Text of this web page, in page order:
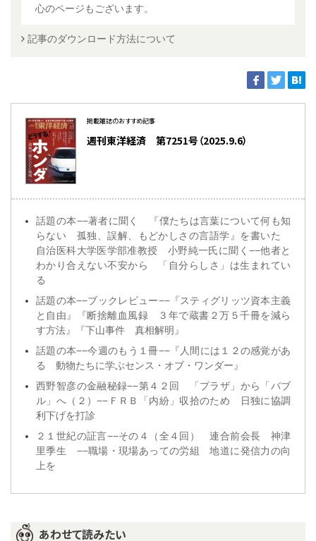
心のページもございます。
記事のダウンロード方法について
掲載雑誌のおすすめ記事
週刊東洋経済 第7251号（2025.9.6）
話題の本−−著者に聞く 『僕たちは言葉について何も知
らない 孤独、誤解、もどかしさの言語学』を書いた
自治医科大学医学部准教授 小野純一氏に聞く−−他者と
わかり合えない不安から 「自分らしさ」は生まれてい
る
話題の本−−ブックレビュー−−『スティグリッツ資本主義
と自由』『断捨離血風録 ３年で蔵書２万５千冊を減ら
す方法』『下山事件 真相解明』
話題の本−−今週のもう１冊−−『人間には１２の感覚があ
る 動物たちに学ぶセンス・オブ・ワンダー』
西野智彦の金融秘録−−第４２回 「プラザ」から「バブ
ル」へ（２）−−ＦＲＢ「内紛」収拾のため 日独に協調
利下げを打診
２１世紀の証言−−その４（全４回） 連合前会長 神津
里季生 −−職場・現場あっての労組 地道に発信力の向
上を
あわせて読みたい